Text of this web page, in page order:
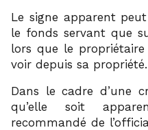
Le signe apparent
le fonds servant que
lors que le
voir depuis sa propriété.
Dans le cadre d’une
qu’elle soit
recommandé de